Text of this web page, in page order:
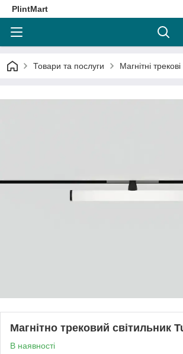
PlintMart
Товари та послуги Магнітні
Магнітно трековий світильник
В наявності